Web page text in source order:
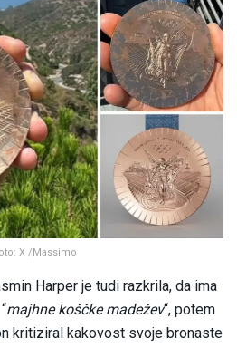
X /Massimo
Harper je tudi razkrila, da ima
majhne koščke madežev“, potem
kritiziral kakovost svoje bronaste